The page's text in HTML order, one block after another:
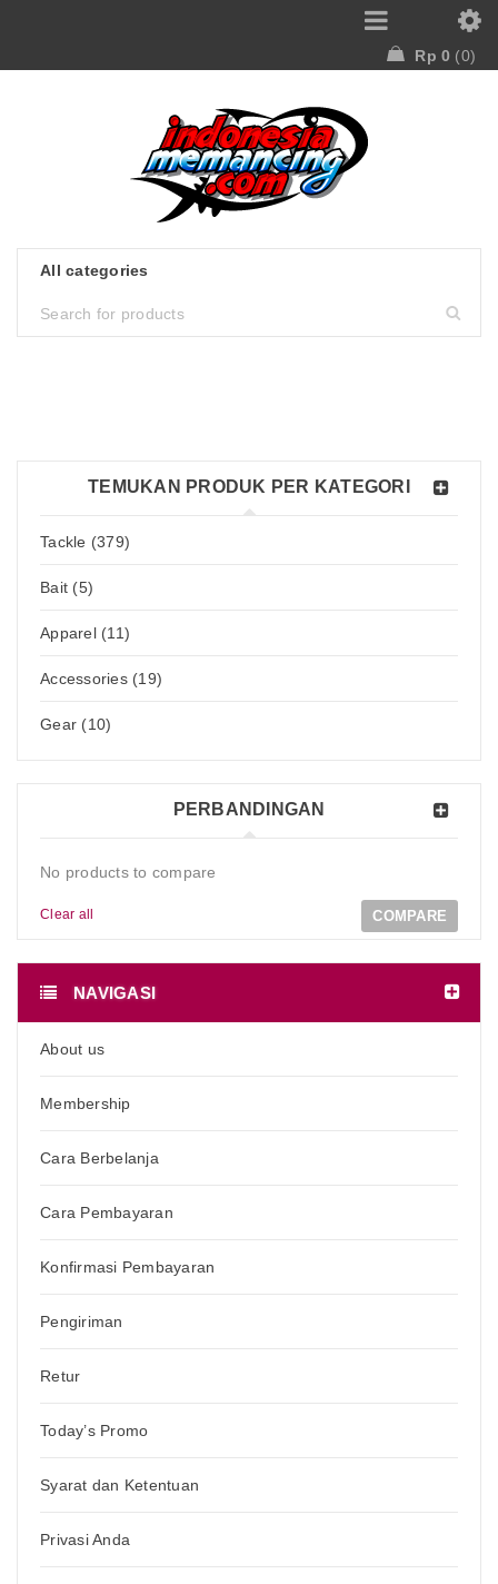
Rp 0 0
TEMUKAN PRODUK PER KATEGORI
Tackle (379)
Bait (5)
Apparel (11)
Accessories (19)
Gear (10)
PERBANDINGAN
No products to compare
Clear all COMPARE
NAVIGASI
About us
Membership
Cara Berbelanja
Cara Pembayaran
Konfirmasi Pembayaran
Pengiriman
Retur
Today’s Promo
Syarat dan Ketentuan
Privasi Anda